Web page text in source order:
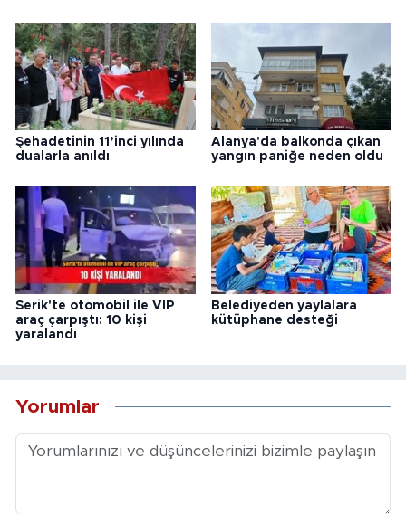
Şehadetinin 11’inci yılında
dualarla anıldı
Alanya'da balkonda çıkan
yangın paniğe neden oldu
Serik'te otomobil ile VIP
araç çarpıştı: 10 kişi
yaralandı
Belediyeden yaylalara
kütüphane desteği
Yorumlar